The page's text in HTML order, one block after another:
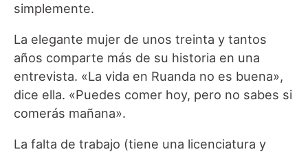
simplemente.
La elegante mujer de unos treinta y tantos
años comparte más de su historia en una
entrevista. «La vida en Ruanda no es buena»,
dice ella. «Puedes comer hoy, pero no sabes si
comerás mañana».
La falta de trabajo (tiene una licenciatura y